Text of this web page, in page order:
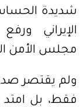
شديدة
الإيراني
مجلس الأمن
ولم يقتصر
فقط، بل